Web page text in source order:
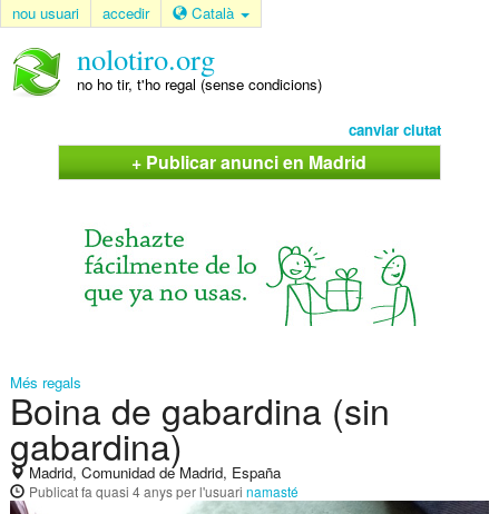
nou usuari accedir Català
nolotiro.org
no ho tir, t'ho regal (sense condicions)
canviar ciutat
+ Publicar anunci en Madrid
Més regals
Boina de gabardina (sin
gabardina)
Madrid, Comunidad de Madrid, España
Publicatfa quasi 4 anysper l'usuari namasté